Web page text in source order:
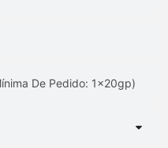
De Pedido: 1x20gp)